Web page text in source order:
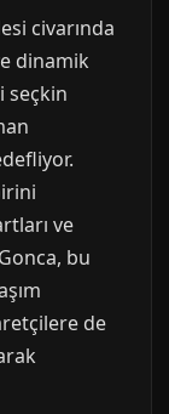
civarında
dinamik
seçkin
ve
bu
de